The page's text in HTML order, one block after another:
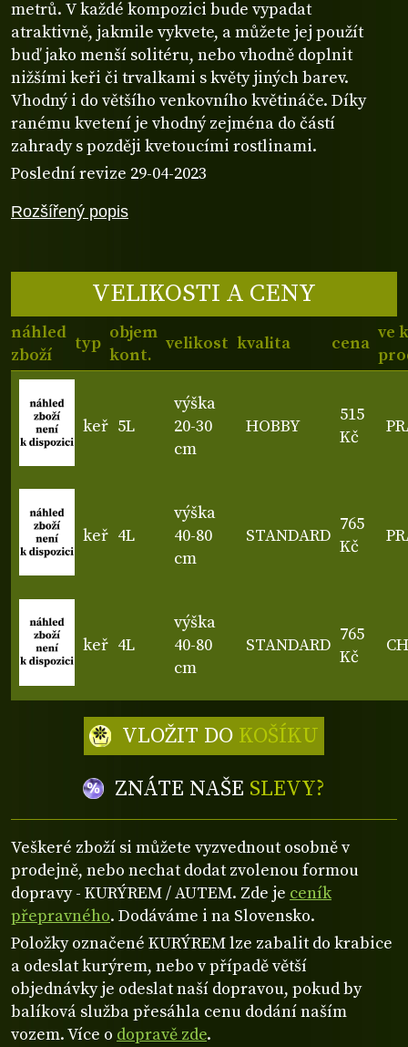
Rozšířený popis
metrů. V každé kompozici bude vypadat
atraktivně, jakmile vykvete, a můžete jej použít
buď jako menší solitéru, nebo vhodně doplnit
nižšími keři či trvalkami s květy jiných barev.
Vhodný i do většího venkovního květináče. Díky
ranému kvetení je vhodný zejména do částí
zahrady s později kvetoucími rostlinami.
Poslední revize 29-04-2023
VELIKOSTI A CENY
náhled
zboží
typ
objem
kont.
velikost kvalita cena
ve
keř 5L
výška
20-30
cm
HOBBY
515
Kč
keř 4L
výška
40-80
cm
STANDARD
765
Kč
keř 4L
výška
40-80
cm
STANDARD
765
Kč
ZNÁTE NAŠE SLEVY?
VLOŽIT DO KOŠÍKU
Veškeré zboží si můžete vyzvednout osobně v
prodejně, nebo nechat dodat zvolenou formou
dopravy - KURÝREM / AUTEM. Zde je ceník
přepravného. Dodáváme i na Slovensko.
Položky označené KURÝREM lze zabalit do krabice
a odeslat kurýrem, nebo v případě větší
objednávky je odeslat naší dopravou, pokud by
balíková služba přesáhla cenu dodání naším
vozem. Více o dopravě zde.